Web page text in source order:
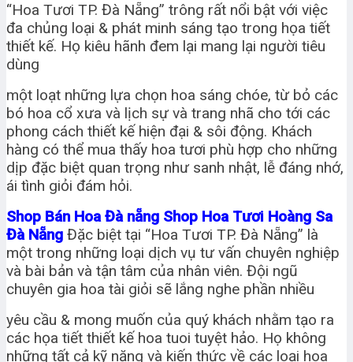
“Hoa Tươi TP. Đà Nẵng” trông rất nổi bật với việc
đa chủng loại & phát minh sáng tạo trong họa tiết
thiết kế. Họ kiêu hãnh đem lại mang lại người tiêu
dùng
một loạt những lựa chọn hoa sáng chóe, từ bỏ các
bó hoa cổ xưa và lịch sự và trang nhã cho tới các
phong cách thiết kế hiện đại & sôi động. Khách
hàng có thể mua thấy hoa tươi phù hợp cho những
dịp đặc biệt quan trọng như sanh nhật, lễ đáng nhớ,
ái tình giỏi đám hỏi.
Shop Bán Hoa Đà nẵng Shop Hoa Tươi Hoàng Sa
Đà Nẵng Đặc biệt tại “Hoa Tươi TP. Đà Nẵng” là
một trong những loại dịch vụ tư vấn chuyên nghiệp
và bài bản và tận tâm của nhân viên. Đội ngũ
chuyên gia hoa tài giỏi sẽ lắng nghe phần nhiều
yêu cầu & mong muốn của quý khách nhằm tạo ra
các họa tiết thiết kế hoa tuoi tuyệt hảo. Họ không
những tất cả kỹ năng và kiến thức về các loại hoa